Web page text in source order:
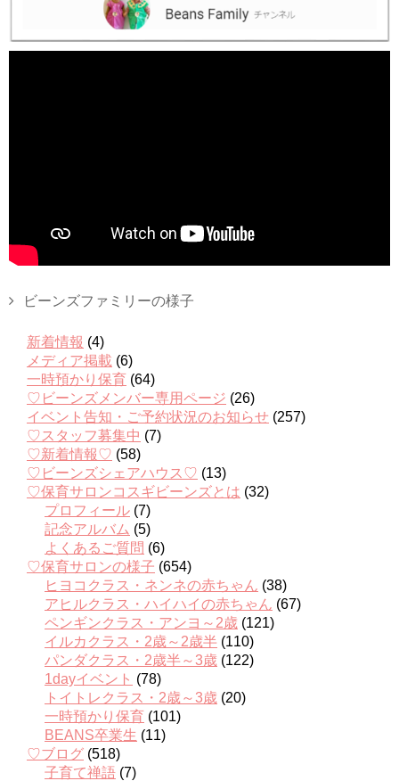
ビーンズファミリーの様子
新着情報 (4)
メディア掲載 (6)
一時預かり保育 (64)
♡ビーンズメンバー専用ページ (26)
イベント告知・ご予約状況のお知らせ (257)
♡スタッフ募集中 (7)
♡新着情報♡ (58)
♡ビーンズシェアハウス♡ (13)
♡保育サロンコスギビーンズとは (32)
プロフィール (7)
記念アルバム (5)
よくあるご質問 (6)
♡保育サロンの様子 (654)
ヒヨコクラス・ネンネの赤ちゃん (38)
アヒルクラス・ハイハイの赤ちゃん (67)
ペンギンクラス・アンヨ～2歳 (121)
イルカクラス・2歳～2歳半 (110)
パンダクラス・2歳半～3歳 (122)
1dayイベント (78)
トイトレクラス・2歳～3歳 (20)
一時預かり保育 (101)
BEANS卒業生 (11)
♡ブログ (518)
子育て禅語 (7)